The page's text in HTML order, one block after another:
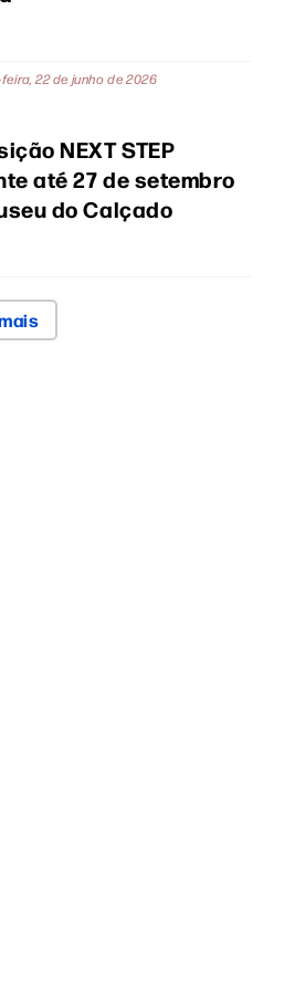
22 de junho de 2026
NEXT STEP
até 27 de setembro
do Calçado